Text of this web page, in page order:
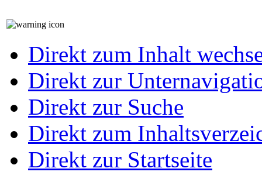
Direkt zum Inhalt
Direkt zur
Direkt zur Suche
Direkt zum
Direkt zur Startseite